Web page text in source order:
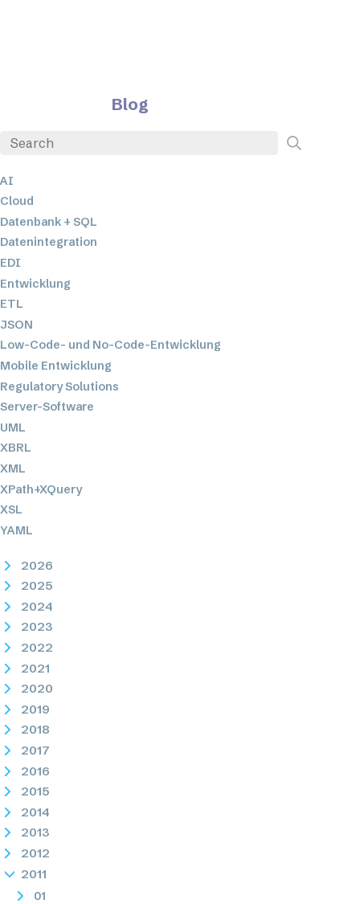
Blog
AI
Cloud
Datenbank + SQL
Datenintegration
EDI
Entwicklung
ETL
JSON
Low-Code- und No-Code-Entwicklung
Mobile Entwicklung
Regulatory Solutions
Server-Software
UML
XBRL
XML
XPath+XQuery
XSL
YAML
2026
2025
2024
2023
2022
2021
2020
2019
2018
2017
2016
2015
2014
2013
2012
2011
01